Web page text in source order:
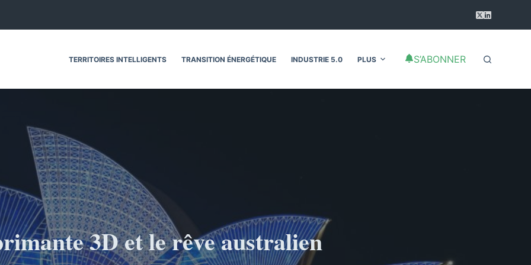
TERRITOIRES INTELLIGENTS TRANSITION ÉNERGÉTIQUE INDUSTRIE 5.0 PLUS S’ABONNER
3D et le rêve australien